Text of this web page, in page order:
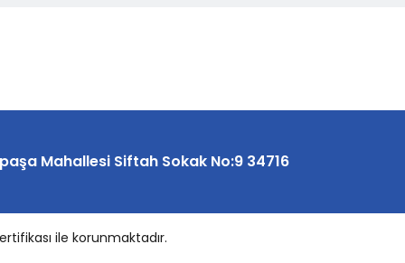
Mahallesi Siftah Sokak No:9 34716
ile korunmaktadır.